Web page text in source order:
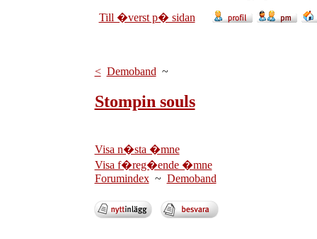
Till �verst p� sidan
< Demoband ~
Stompin souls
Visa n�sta �mne
Visa f�reg�ende �mne
Forumindex~ Demoband